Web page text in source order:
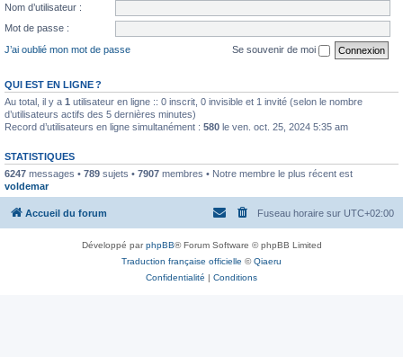
Nom d’utilisateur :
Mot de passe :
J’ai oublié mon mot de passe
Se souvenir de moi
QUI EST EN LIGNE ?
Au total, il y a 1 utilisateur en ligne :: 0 inscrit, 0 invisible et 1 invité (selon le nombre
d’utilisateurs actifs des 5 dernières minutes)
Record d’utilisateurs en ligne simultanément : 580 le ven. oct. 25, 2024 5:35 am
STATISTIQUES
6247 messages • 789 sujets • 7907 membres • Notre membre le plus récent est
voldemar
Accueil du forum Fuseau horaire sur UTC+02:00
Développé parphpBB® Forum Software © phpBB Limited
Traduction française officielle ©Qiaeru
Confidentialité | Conditions